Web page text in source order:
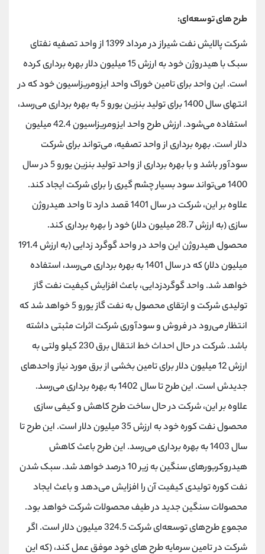
طرح های توسعه‌ای:
شرکت پالایش نفت شیراز در مرداد 1399 از واحد تصفیه نفتای
سبک با هیدروژن خود به ارزش 15 میلیون دلار بهره برداری کرده
است. این واحد برای تامین خوراک واحد ایزومریزاسیون خود که در
انتهای سال 1400 برای تولید بنزین یورو 5 به بهره برداری می‌رسد،
استفاده می‌شود. ارزش طرح واحد ایزومریزاسیون 42.4 میلیون
دلار است. بهره برداری از واحد تصفیه، می‌تواند برای شرکت
سودآور باشد و با بهره برداری از واحد تولید بنزین یورو 5 در سال
1400 می‌تواند سود بسیار چشم گیری را برای شرکت ایجاد کند.
علاوه بر این، شرکت در سال 1401 قصد دارد تا واحد هیدروژن
سازی (به ارزش 28.7 میلیون دلار) خود را بهره برداری کند.
محصول هیدروژن این واحد در واحد گوگرد زدایی (به ارزش 191.4
میلیون دلار) که در سال 1401 به بهره برداری می‌رسد، استفاده
خواهد شد. واحد گوگردزدایی، باعث افزایش کیفیت نفت گاز
تولیدی شرکت و ارتقای محصول به نفت گاز یورو 5 خواهد شد که
انتظار می‌رود در فروش و سودآوری شرکت اثرات مثبتی داشته
باشد. شرکت در حال احداث خط انتقال برق 230 کیلو ولتی به
ارزش 12 میلیون دلار برای تامین بخشی از برق مورد نیاز واحدهای
جدیدش است. این طرح تا سال 1402 به بهره برداری می‌رسد.
علاوه بر این، شرکت در حال ساخت طرح کاهش و کیفی سازی
محصول نفت کوره خود به ارزش 35 میلیون دلار است. این طرح تا
سال 1403 به بهره برداری می‌رسد. این طرح باعث کاهش
هیدروکربورهای سنگین به زیر 10 درصد خواهد شد. سبک شدن
نفت کوره تولیدی کیفیت آن را افزایش می‌دهد و باعث ایجاد
محصولات سنگین جدید در طیف محصولات شرکت خواهد بود.
مجموع طرح‌های توسعه‌ای شرکت 324.5 میلیون دلار است. اگر
شرکت در تامین سرمایه طرح های خود موفق عمل کند، (که این